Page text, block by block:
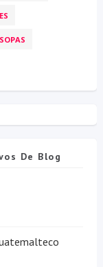
SOPAS
De Blog